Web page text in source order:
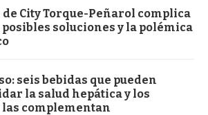
de City Torque-Peñarol complica
posibles soluciones y la polémica
seis bebidas que pueden
la salud hepática y los
las complementan